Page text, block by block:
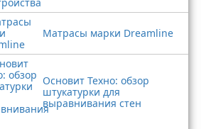
Матрасы марки Dreamline
Основит Техно: обзор
штукатурки для
выравнивания стен